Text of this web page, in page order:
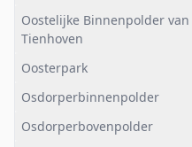
Noordse dorp
Westveen
Geheel afwateringsgebied
oost
Nuoncentrale
Diemerzeedijk
Oostelijke Binnenpolder van
Tienhoven
Geheel afwateringsgebied
Overig
Petgaten
Oosterpark
Geheel afwateringsgebied
Oosterpark
Osdorperbinnenpolder
Geheel afwateringsgebied
Osdorperbovenpolder